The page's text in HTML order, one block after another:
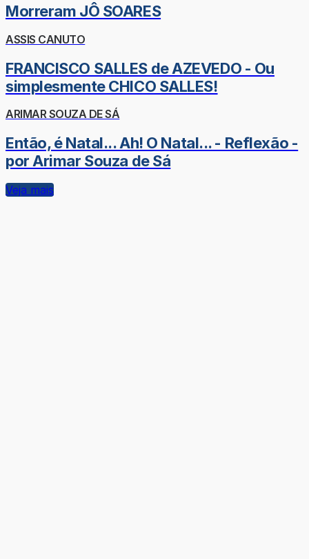
Morreram JÔ SOARES
ASSIS CANUTO
FRANCISCO SALLES de AZEVEDO - Ou
simplesmente CHICO SALLES!
ARIMAR SOUZA DE SÁ
Então, é Natal... Ah! O Natal... - Reflexão -
por Arimar Souza de Sá
Veja mais